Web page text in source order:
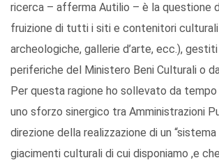
ricerca – afferma Autilio – è la questione
fruizione di tutti i siti e contenitori culturali
archeologiche, gallerie d’arte, ecc.),
periferiche del Ministero Beni Culturali o
Per questa ragione ho sollevato da
uno sforzo sinergico tra Amministrazioni
direzione della realizzazione di un
giacimenti culturali di cui disponiamo ,e